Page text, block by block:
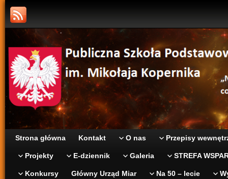
Strona główna Kontakt O nas Przepisy
Projekty E-dziennik Galeria STREFA
Konkursy Główny Urząd Miar Na 50 – lecie